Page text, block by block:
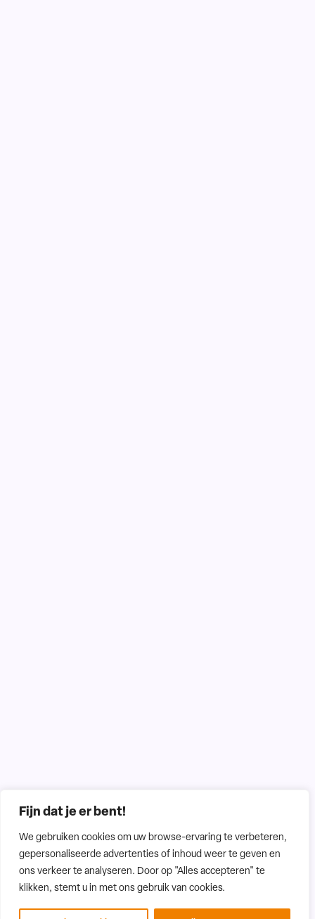
Fijn dat je er bent!
We gebruiken cookies om uw browse-ervaring te verbeteren,
gepersonaliseerde advertenties of inhoud weer te geven en
ons verkeer te analyseren. Door op "Alles accepteren" te
klikken, stemt u in met ons gebruik van cookies.